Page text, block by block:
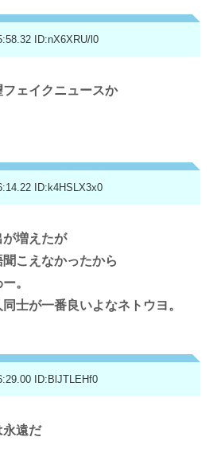
ID:nX6XRU/l0
フェイクニュースか
ID:k4HSLX3x0
が増えたが
こえなかったから
。
士が一番良いよなネトウヨ。
ID:BlJTLEHf0
永遠だ